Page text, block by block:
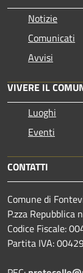
Notizie
Comunicati
Avvisi
VIVERE IL
Luoghi
Eventi
CONTATTI
Comune di
P.zza
Codice Fiscale:
Partita IVA: